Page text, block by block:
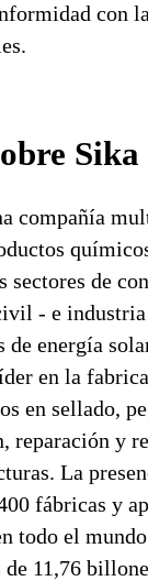
con
Sika
compañía
sectores de
- e industria
de energía
en la
en sellado,
reparación y
La
fábricas y
todo el
de 11,76